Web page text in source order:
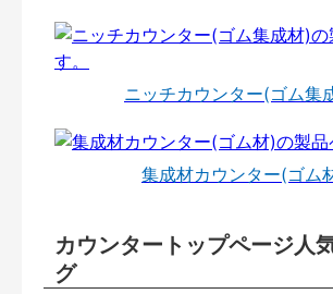
ニッチカウンター(ゴム集
集成材カウンター(ゴム
カウンタートップページ人
グ